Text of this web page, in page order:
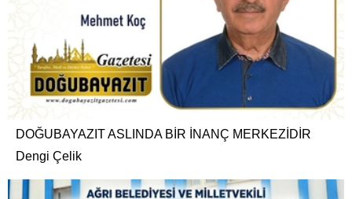
DOĞUBAYAZIT ASLINDA BİR İNANÇ MERKEZİDİR
Dengi Çelik